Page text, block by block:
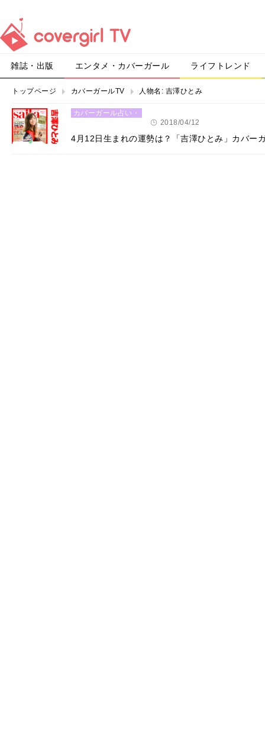
雑誌・出版 エンタメ・カバーガール ライフトレンド
トップページ カバーガールTV 人物名: 吉澤ひとみ
カバーガール占い・
2018/04/12
4月12日生まれの運勢は？「吉澤ひとみ」カバー